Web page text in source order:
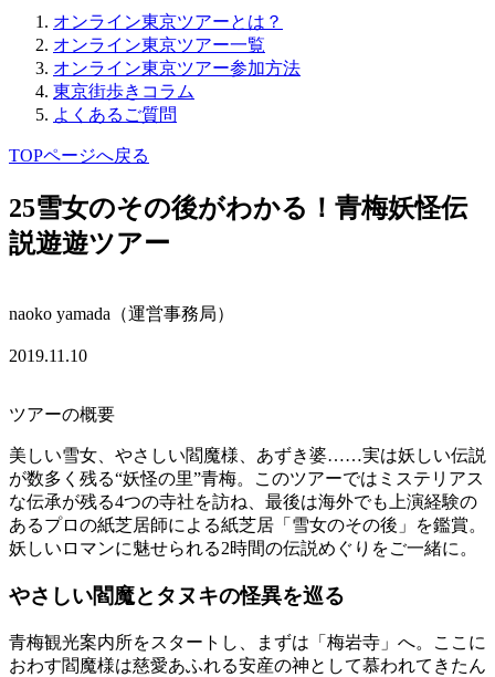
オンライン東京ツアーとは？
オンライン東京ツアー一覧
オンライン東京ツアー参加方法
東京街歩きコラム
よくあるご質問
TOPページへ戻る
25雪女のその後がわかる！青梅妖怪伝
説遊遊ツアー
naoko yamada（運営事務局）
2019.11.10
ツアーの概要
美しい雪女、やさしい閻魔様、あずき婆……実は妖しい伝説
が数多く残る“妖怪の里”青梅。このツアーではミステリアス
な伝承が残る4つの寺社を訪ね、最後は海外でも上演経験の
あるプロの紙芝居師による紙芝居「雪女のその後」を鑑賞。
妖しいロマンに魅せられる2時間の伝説めぐりをご一緒に。
やさしい閻魔とタヌキの怪異を巡る
青梅観光案内所をスタートし、まずは「梅岩寺」へ。ここに
おわす閻魔様は慈愛あふれる安産の神として慕われてきたん